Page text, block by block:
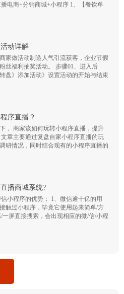
电商+分销商城+小程序 1、【餐饮单
动详解
家做活动制造人气引流获客，企业节假
丝福利抽奖活动。 步骤01、进入后
盘》添加活动》设置活动的开始与结束
序直播？
， 商家该如何玩转小程序直播，提升
章主要通过复盘自家小程序直播的玩
研情况，同时结合现有的小程序直播的
播商城系统?
小程序的优势： 1、微信逾十亿的用
触过小程序，毕竟它使用起来简单/方
一屏直接搜索，会出现相应的微/信/小程